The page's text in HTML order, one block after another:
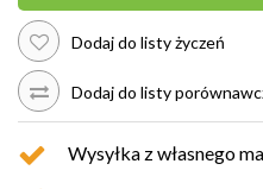
Dodaj do listy życzeń
Dodaj do listy
Wysyłka z własnego